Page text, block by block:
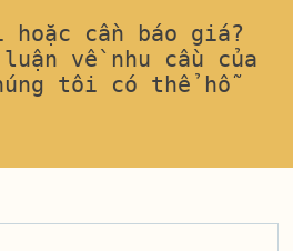
hoặc cần báo giá?
về nhu cầu của
tôi có thể hỗ